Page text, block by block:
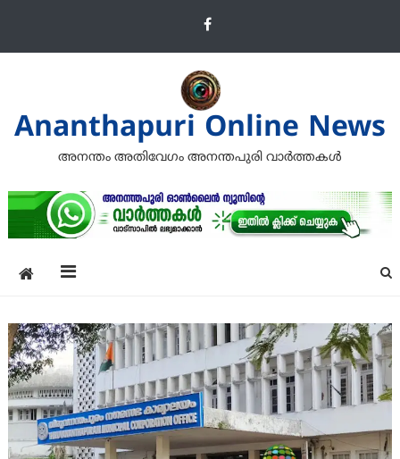
Ananthapuri Online News
അനന്തം അതിവേഗം അനന്തപുരി വാര്‍ത്തകള്‍